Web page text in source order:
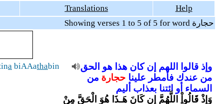
Translations
Help
Showing verses 1 to 5 of 5 for word حجارة
a biAAathabin
وإذ قالوا اللهم إن كان هذا هو الحق
من عندك فأمطر علينا حجارة من
السماء أو ائتنا بعذاب أليم
وَإِذْ قَالُواْ اللَّهُمَّ إِن كَانَ هَـذَا هُوَ الْحَقَّ مِنْ